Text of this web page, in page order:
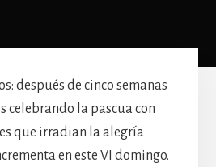
después de cinco semanas
celebrando la pascua con
que irradian la alegría
en este VI domingo.